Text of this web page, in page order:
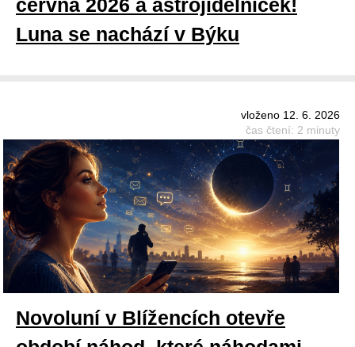
června 2026 a astrojídelníček!
Luna se nachází v Býku
vloženo 12. 6. 2026
čas čtení: 2 minuty
Novoluní v Blížencích otevře